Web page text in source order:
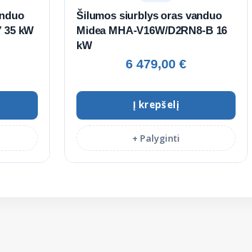
35 kW
Šilumos siurblys oras vanduo
Midea MHA-V16W/D2RN8-B 16
kW
6 479,00 €
Į krepšelį
+ Palyginti